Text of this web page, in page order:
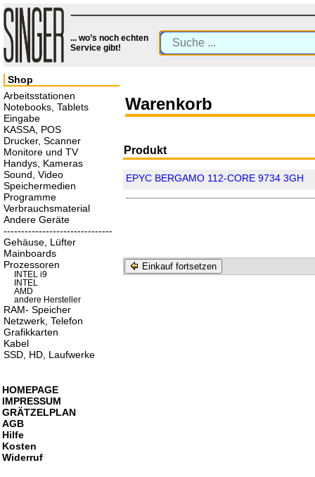
... wo’s noch echten
Service gibt!
Warenkorb
Produkt
EPYC BERGAMO 112-CORE 9734 3GH
Einkauf fortsetzen
Shop
Arbeitsstationen
Notebooks, Tablets
Eingabe
KASSA, POS
Drucker, Scanner
Monitore und TV
Handys, Kameras
Sound, Video
Speichermedien
Programme
Verbrauchsmaterial
Andere Geräte
-------------------------------
Gehäuse, Lüfter
Mainboards
Prozessoren
INTEL i9
INTEL
AMD
andere Hersteller
RAM- Speicher
Netzwerk, Telefon
Grafikkarten
Kabel
SSD, HD, Laufwerke
HOMEPAGE
IMPRESSUM
GRÄTZELPLAN
AGB
Hilfe
Kosten
Widerruf